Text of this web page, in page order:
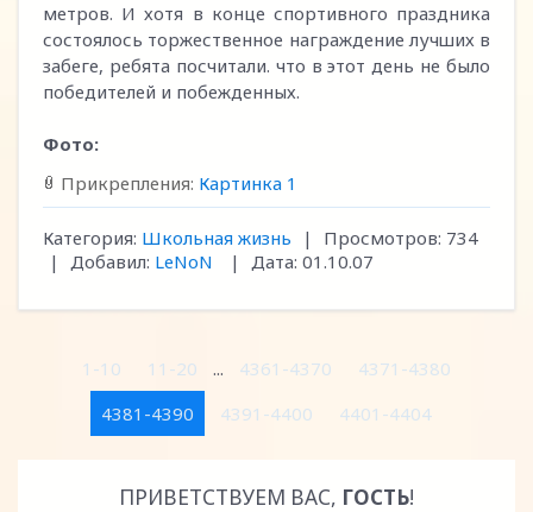
метров. И хотя в конце спортивного праздника
состоялось торжественное награждение лучших в
забеге, ребята посчитали. что в этот день не было
победителей и побежденных.
Фото:
Прикрепления: Картинка 1
Категория: Школьная жизнь | Просмотров: 734
|
Добавил: LeNoN | Дата: 01.10.07
1-10 11-20 ... 4361-4370
4371-4380
4381-4390
4391-4400 4401-4404
ПРИВЕТСТВУЕМ ВАС, ГОСТЬ!